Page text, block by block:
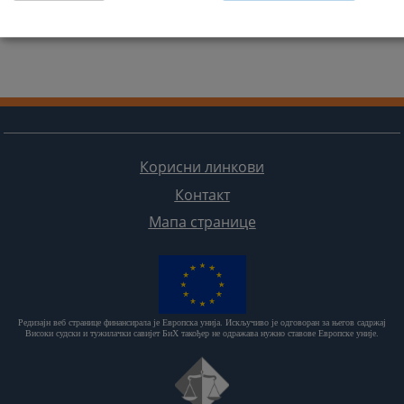
Корисни линкови
Контакт
Мапа странице
Редизајн веб странице финансирала је Европска унија. Искључиво је одговоран за његов садржај
Високи судски и тужилачки савијет БиХ такођер не одражава нужно ставове Европске уније.